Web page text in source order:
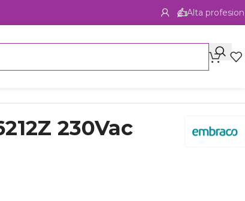
Alta
230Vac